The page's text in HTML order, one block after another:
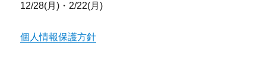
12/28(月)・2/22(月)
個人情報保護方針